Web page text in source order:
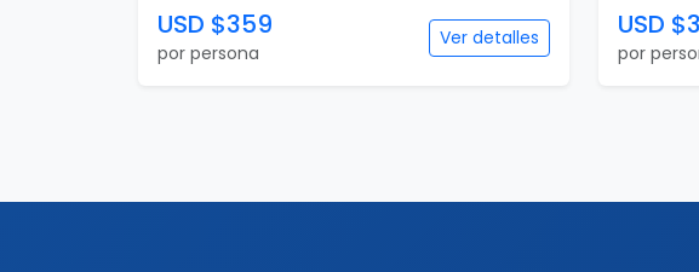
USD $359
por persona
Ver detalles USD
por